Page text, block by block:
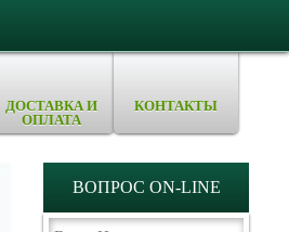
ДОСТАВКА И
ОПЛАТА
КОНТАКТЫ
ВОПРОС ON-LINE